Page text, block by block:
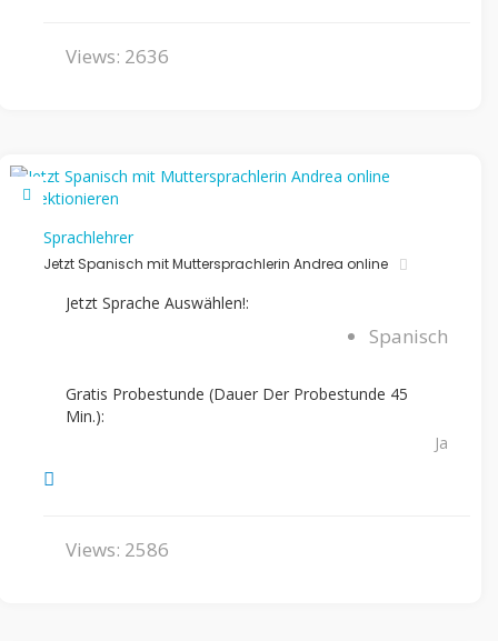
Views: 2636
Sprachlehrer
Jetzt Spanisch mit Muttersprachlerin Andrea online
Jetzt Sprache Auswählen!:
Spanisch
Gratis Probestunde (Dauer Der Probestunde 45
Min.):
Ja
Views: 2586